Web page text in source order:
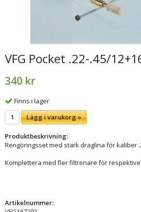
VFG Pocket .22-.45/
340 kr
Finns i lager
Lägg i varukorg »
Produktbeskrivning:
Rengöringsset med stark draglina för kaliber
Komplettera med fler filtrenare för respektive
Artikelnummer: